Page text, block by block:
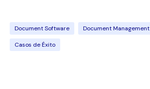
Document Software Document Management
Casos de Éxito